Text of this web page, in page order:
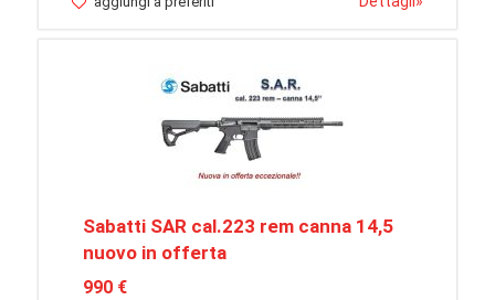
Sabatti SAR cal.223 rem canna 14,5
nuovo in offerta
990 €